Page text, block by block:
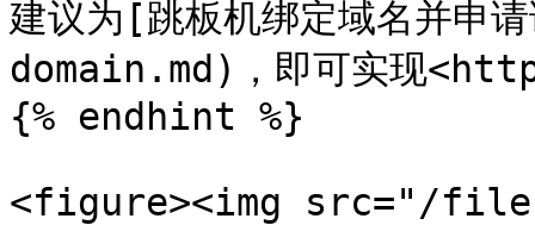
建议为[跳板机绑定域名并
domain.md)，即可实现
{% endhint %}
<figure><img src="/files/